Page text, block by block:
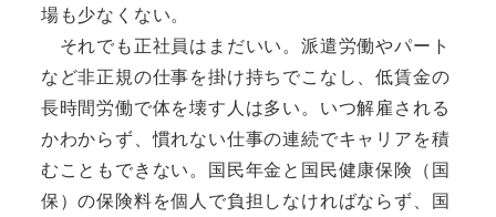
場も少なくない。
それでも正社員はまだいい。派遣労働やパート
など非正規の仕事を掛け持ちでこなし、低賃金の
長時間労働で体を壊す人は多い。いつ解雇される
かわからず、慣れない仕事の連続でキャリアを積
むこともできない。国民年金と国民健康保険（国
保）の保険料を個人で負担しなければならず、国